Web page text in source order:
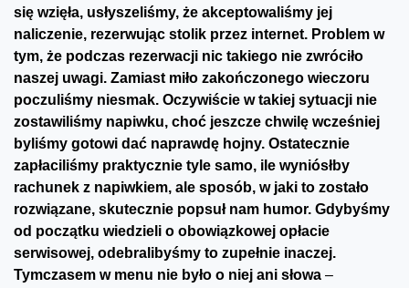
się wzięła, usłyszeliśmy, że akceptowaliśmy jej
naliczenie, rezerwując stolik przez internet. Problem w
tym, że podczas rezerwacji nic takiego nie zwróciło
naszej uwagi. Zamiast miło zakończonego wieczoru
poczuliśmy niesmak. Oczywiście w takiej sytuacji nie
zostawiliśmy napiwku, choć jeszcze chwilę wcześniej
byliśmy gotowi dać naprawdę hojny. Ostatecznie
zapłaciliśmy praktycznie tyle samo, ile wyniósłby
rachunek z napiwkiem, ale sposób, w jaki to zostało
rozwiązane, skutecznie popsuł nam humor. Gdybyśmy
od początku wiedzieli o obowiązkowej opłacie
serwisowej, odebralibyśmy to zupełnie inaczej.
Tymczasem w menu nie było o niej ani słowa –